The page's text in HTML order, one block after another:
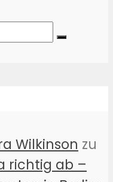
Wilkinson zu
richtig ab –